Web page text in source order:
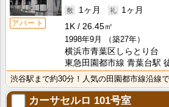
アパート
1ヶ月
1ヶ月
1K
26.45㎡
1998年9月
（築27年）
横浜市青葉区しらとり台
東急田園都市線 青葉台駅
カーサセルロ 101号室